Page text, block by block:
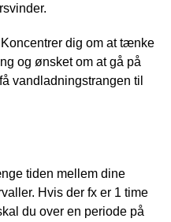
dig om at tænke
og ønsket om at gå på
vandladningstrangen til
tiden mellem dine
Hvis der fx er 1 time
du over en periode på